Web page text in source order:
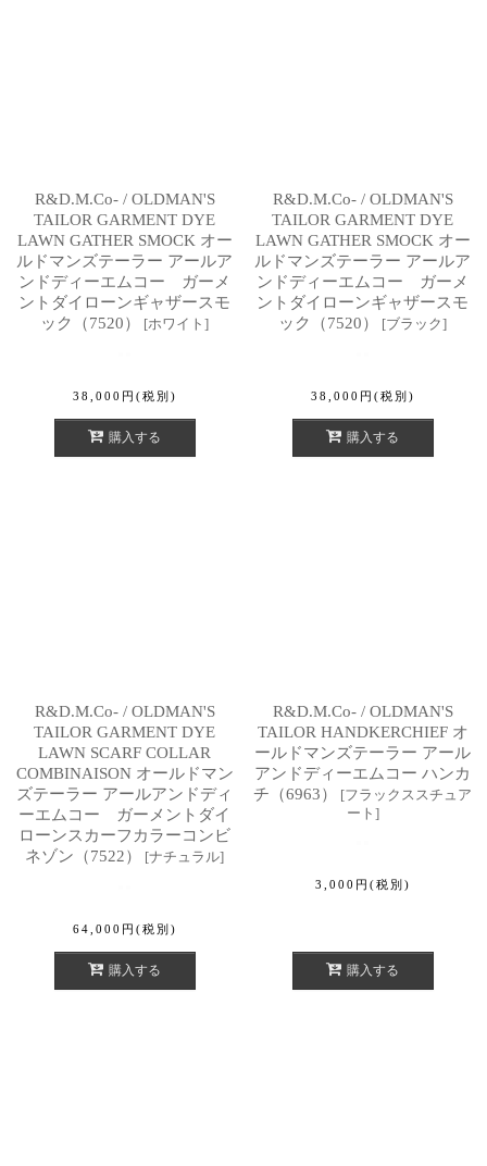
R&D.M.Co- / OLDMAN'S
TAILOR GARMENT DYE
LAWN GATHER SMOCK オー
ルドマンズテーラー アールア
ンドディーエムコー ガーメ
ントダイローンギャザースモ
ック（7520）
[ホワイト ]
38,000 円 (税別)
購入する
R&D.M.Co- / OLDMAN'S
TAILOR GARMENT DYE
LAWN GATHER SMOCK オー
ルドマンズテーラー アールア
ンドディーエムコー ガーメ
ントダイローンギャザースモ
ック（7520）
[ブラック]
38,000 円 (税別)
購入する
R&D.M.Co- / OLDMAN'S
TAILOR GARMENT DYE
LAWN SCARF COLLAR
COMBINAISON オールドマン
ズテーラー アールアンドディ
ーエムコー ガーメントダイ
ローンスカーフカラーコンビ
ネゾン（7522）
[ナチュラル]
64,000 円 (税別)
購入する
R&D.M.Co- / OLDMAN'S
TAILOR HANDKERCHIEF オ
ールドマンズテーラー アール
アンドディーエムコー ハンカ
チ（6963）
[フラックススチュア
ート ]
3,000 円 (税別)
購入する